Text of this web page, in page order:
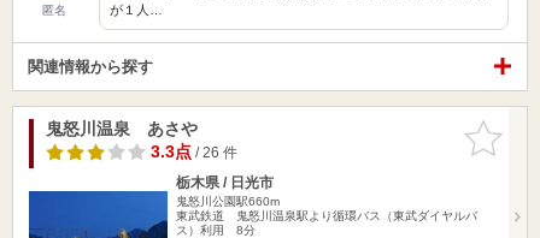
匿名
が１人…
関連情報から探す
お気に入
りに追加
鬼怒川温泉 あさや
3.3点/ 26 件
栃木県 / 日光市
鬼怒川公園駅660m
東武鉄道 鬼怒川温泉駅より循環バス（東武ダイヤルバ
ス）利用 8分